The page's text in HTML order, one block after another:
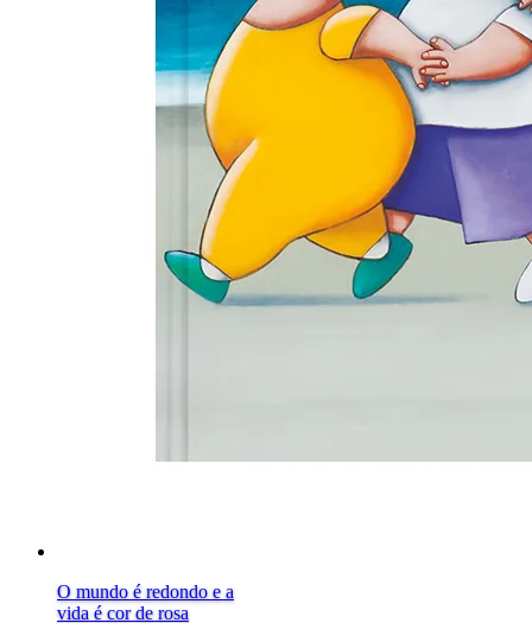
O mundo é redondo e a
vida é cor de rosa